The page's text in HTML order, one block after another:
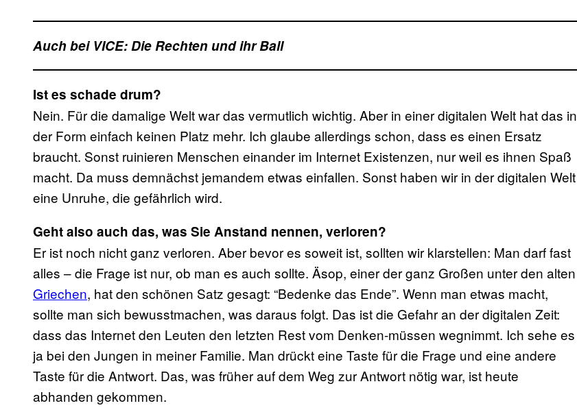
Auch bei VICE: Die Rechten und ihr Ball
Ist es schade drum?
Nein. Für die damalige Welt war das vermutlich wichtig. Aber in einer digitalen Welt hat das in
der Form einfach keinen Platz mehr. Ich glaube allerdings schon, dass es einen Ersatz
braucht. Sonst ruinieren Menschen einander im Internet Existenzen, nur weil es ihnen Spaß
macht. Da muss demnächst jemandem etwas einfallen. Sonst haben wir in der digitalen Welt
eine Unruhe, die gefährlich wird.
Geht also auch das, was Sie Anstand nennen, verloren?
Er ist noch nicht ganz verloren. Aber bevor es soweit ist, sollten wir klarstellen: Man darf fast
alles – die Frage ist nur, ob man es auch sollte. Äsop, einer der ganz Großen unter den alten
Griechen, hat den schönen Satz gesagt: “Bedenke das Ende”. Wenn man etwas macht,
sollte man sich bewusstmachen, was daraus folgt. Das ist die Gefahr an der digitalen Zeit:
dass das Internet den Leuten den letzten Rest vom Denken-müssen wegnimmt. Ich sehe es
ja bei den Jungen in meiner Familie. Man drückt eine Taste für die Frage und eine andere
Taste für die Antwort. Das, was früher auf dem Weg zur Antwort nötig war, ist heute
abhanden gekommen.